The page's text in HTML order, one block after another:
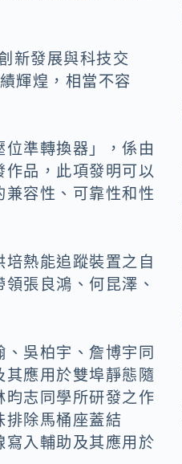
新發展與科技交
輝煌，相當不容
準轉換器」，係由
品，此項發明可以
容性、可靠性和性
熱能追蹤裝置之自
張良鴻、何昆澤、
吳柏宇、詹博宇同
其應用於雙埠靜態隨
志同學所研發之作
排除馬桶座蓋結
入輔助及其應用於